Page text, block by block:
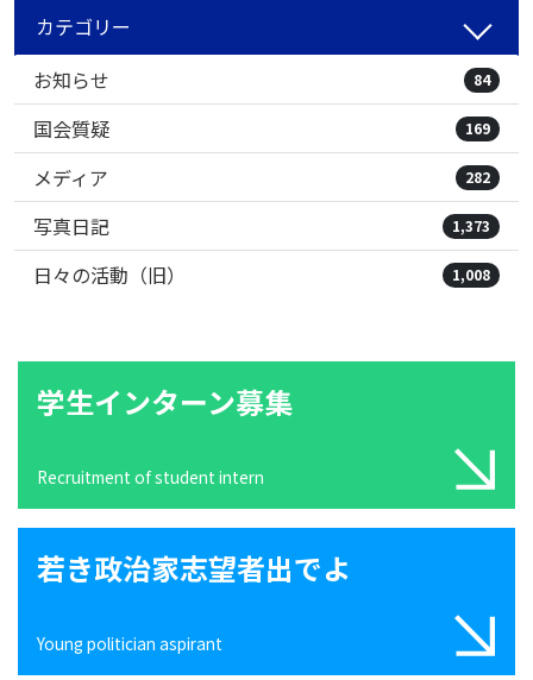
カテゴリー
お知らせ
84
国会質疑 169
メディア 282
写真日記 1,373
日々の活動（旧） 1,008
学生インターン募集
Recruitment of student intern
若き政治家志望者出でよ
Young politician aspirant